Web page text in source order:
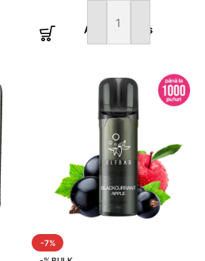
Adaugă în coș
-7%